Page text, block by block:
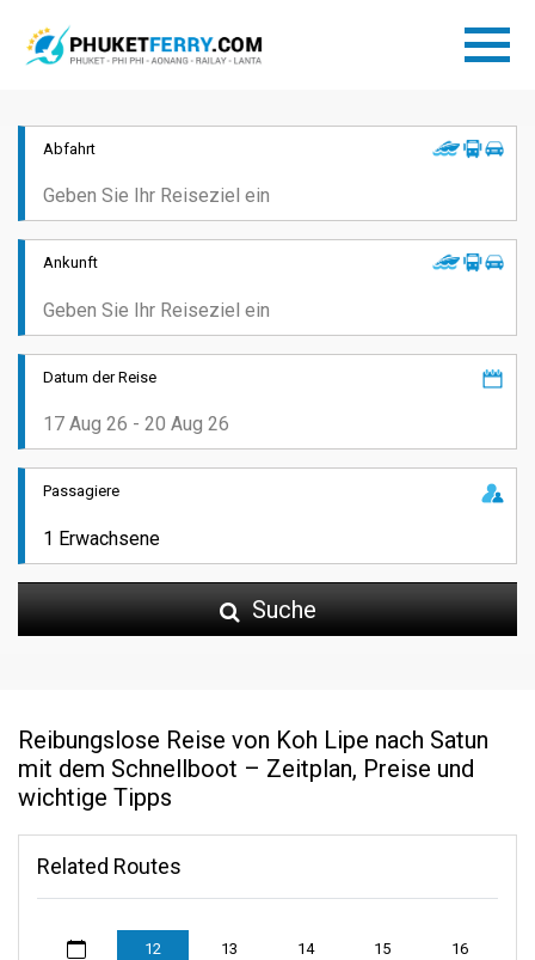
Abfahrt
Ankunft
Datum der Reise
Passagiere
Suche
Reibungslose Reise von Koh Lipe nach Satun
mit dem Schnellboot – Zeitplan, Preise und
wichtige Tipps
Related Routes
12
13
14
15
16